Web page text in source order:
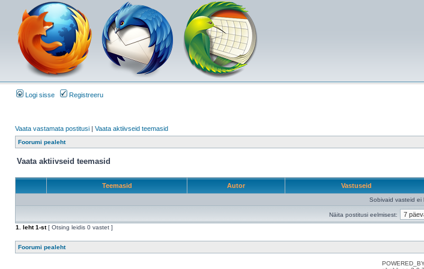
Logi sisse Registreeru
Vaata vastamata postitusi | Vaata aktiivseid teemasid
Foorumi pealeht
Vaata aktiivseid teemasid
Teemasid Autor Vastuseid
Sobivaid vasteid ei
Näita postitusi eelmisest:
1
. leht1-st[ Otsing leidis 0 vastet ]
Foorumi pealeht